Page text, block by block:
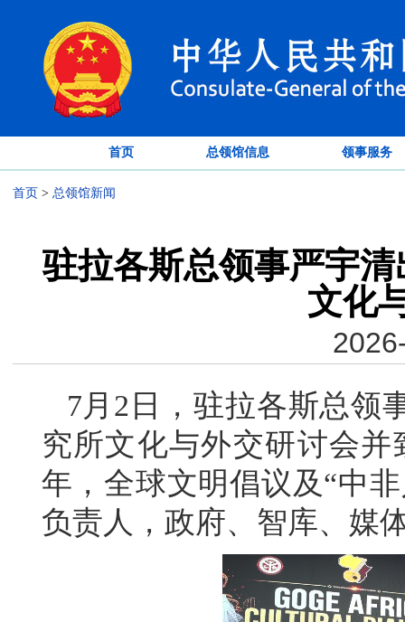
首页 总领馆信息 领事服务
首页 > 总领馆新闻
驻拉各斯总领事严宇
文化
7月2日，驻拉各斯总领
究所文化与外交研讨会
年，全球文明倡议及“中
负责人，政府、智库、媒